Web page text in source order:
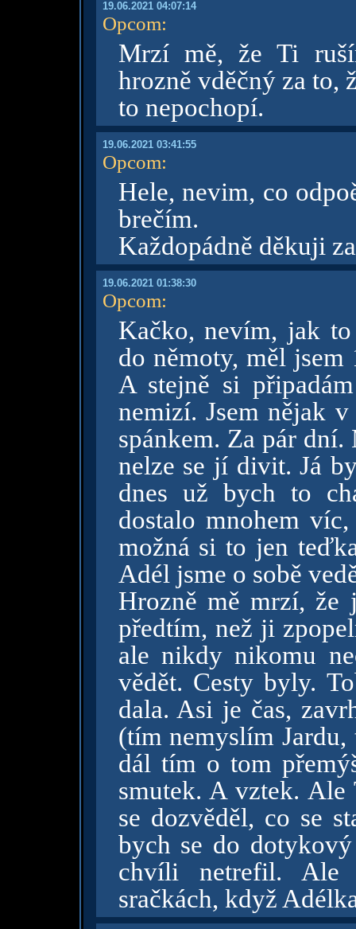
19.06.2021 04:07:14
Opcom:
Mrzí mě, že Ti
hrozně vděčný za to,
to nepochopí.
19.06.2021 03:41:55
Opcom:
Hele, nevim, co
brečím.
Každopádně děkuji
19.06.2021 01:38:30
Opcom:
Kačko, nevím, jak
do němoty, měl
A stejně si
nemizí. Jsem nějak
spánkem. Za pár dní.
nelze se jí divit. Já
dnes už bych to
dostalo mnohem
možná si to jen
Adél jsme o sobě
Hrozně mě mrzí, že
předtím, než ji
ale nikdy nikomu
vědět. Cesty byly.
dala. Asi je čas,
(tím nemyslím
dál tím o tom
smutek. A vztek.
se dozvěděl, co se
bych se do
chvíli netrefil.
sračkách, když